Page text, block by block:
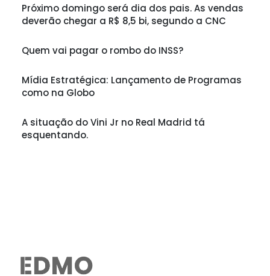
Próximo domingo será dia dos pais. As vendas
deverão chegar a R$ 8,5 bi, segundo a CNC
Quem vai pagar o rombo do INSS?
Mídia Estratégica: Lançamento de Programas
como na Globo
A situação do Vini Jr no Real Madrid tá
esquentando.